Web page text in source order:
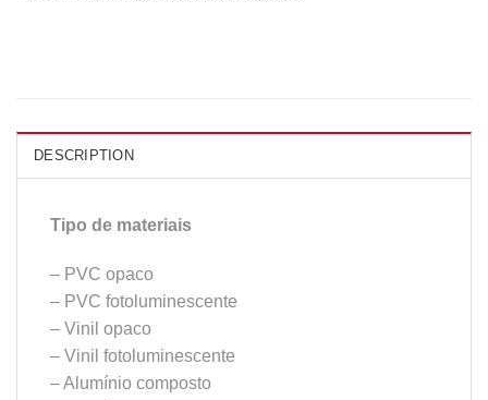
DESCRIPTION
Tipo de materiais
– PVC opaco
– PVC fotoluminescente
– Vinil opaco
– Vinil fotoluminescente
– Alumínio composto